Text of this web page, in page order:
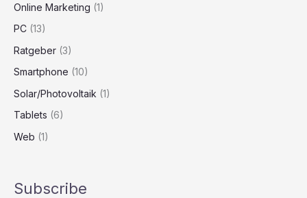
Online Marketing (1)
PC (13)
Ratgeber (3)
Smartphone (10)
Solar/Photovoltaik (1)
Tablets (6)
Web (1)
Subscribe